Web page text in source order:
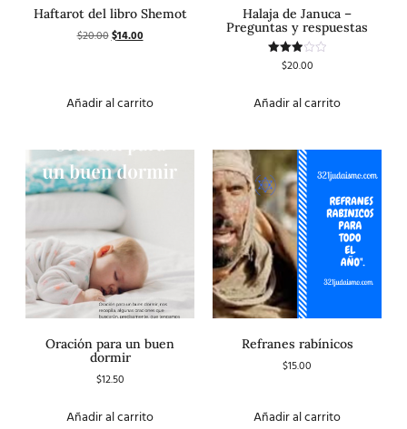
Haftarot del libro Shemot
$20.00$14.00
Añadir al carrito
Halaja de Januca –
Preguntas y respuestas
Valorado
con
$20.00
Añadir al carrito
Oración para un buen
dormir
$12.50
Añadir al carrito
Refranes rabínicos
$15.00
Añadir al carrito